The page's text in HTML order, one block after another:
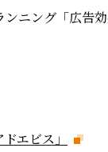
ンニング「広告
エビス」